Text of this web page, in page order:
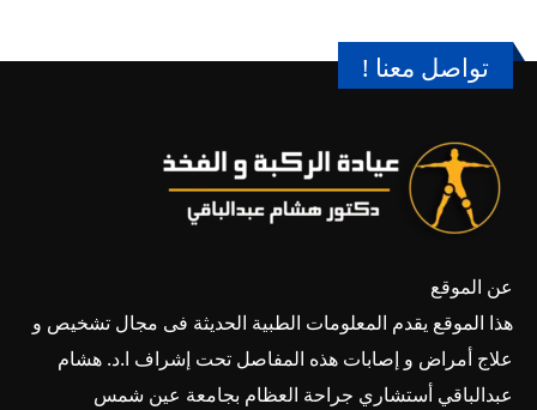
تواصل معنا !
عن الموقع
هذا الموقع يقدم المعلومات الطبية الحديثة فى مجال تشخيص و
علاج أمراض و إصابات هذه المفاصل تحت إشراف ا.د. هشام
عبدالباقي أستشاري جراحة العظام بجامعة عين شمس